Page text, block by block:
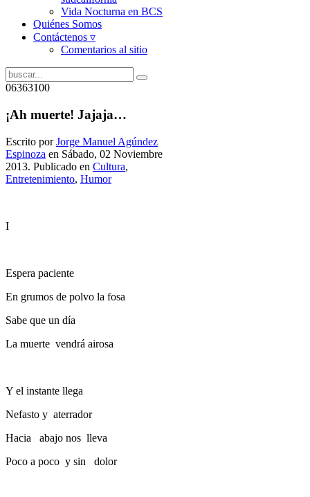
Vida Nocturna en BCS
Quiénes Somos
Contáctenos ▿
Comentarios al sitio
06363100
¡Ah muerte! Jajaja…
Escrito porJorge Manuel Agúndez
Espinoza en Sábado, 02 Noviembre
2013. Publicado en Cultura,
Entretenimiento, Humor
I
Espera paciente
En grumos de polvo la fosa
Sabe que un día
La muerte vendrá airosa
Y el instante llega
Nefasto y aterrador
Hacia abajo nos lleva
Poco a poco y sin dolor